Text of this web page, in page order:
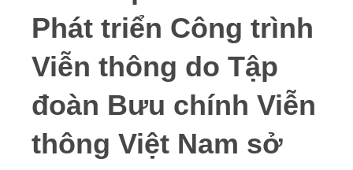
Phát triển Công trình
Viễn thông do Tập
đoàn Bưu chính Viễn
thông Việt Nam sở